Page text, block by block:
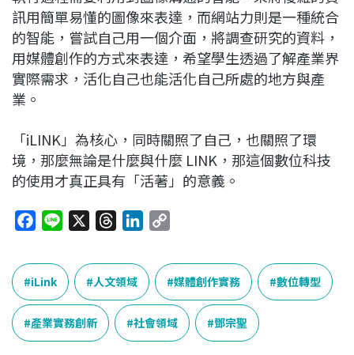
訊用簡單易懂的圖像來表達，而網站力則是一種統合
的智能，嘗試自己用一個介面，將調查研究的資料，
用媒體創作的方式來表達，希望學生透過了解產業界
實際需求，活化自己也能活化自己所處的地方與產
業。
「iLINK」為核心，同時關照了自己，也關照了環
境，那麼無論是什麼與什麼 LINK，那這個數位科技
的使用才真正具有「活著」的意義。
c
e
b
o
o
e
r
e
a
d
s
k
e
d
I
p
y
L
i
n
iLink 人文領域 媒體創作實務 數位轉型
產業實務創新 社會領域 鄧宗聖